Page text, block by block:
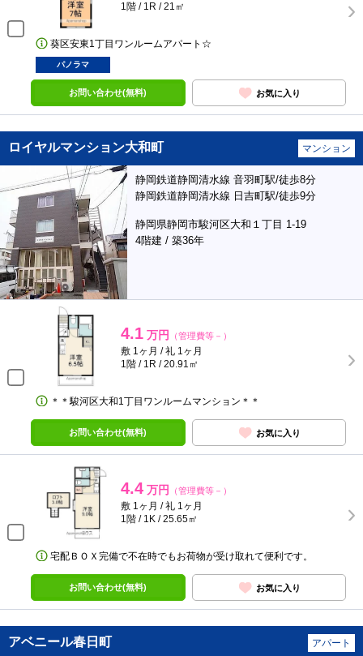
1階 / 1R / 21㎡
葵区安東1丁目ワンルームアパート☆
パノラマ
お問い合わせ(無料) お気に入り
ロイヤルマンション大和町 マンション
静岡鉄道静岡清水線 音羽町駅/徒歩8分
静岡鉄道静岡清水線 日吉町駅/徒歩9分
静岡県静岡市駿河区大和１丁目 1-19
4階建 / 築36年
4.1 万円 （管理費等－）
敷 1ヶ月 / 礼 1ヶ月
1階 / 1R / 20.91㎡
＊＊駿河区大和1丁目ワンルームマンション＊＊
お問い合わせ(無料) お気に入り
4.4 万円 （管理費等－）
敷 1ヶ月 / 礼 1ヶ月
1階 / 1K / 25.65㎡
宅配ＢＯＸ完備で不在時でもお荷物が受け取れて便利です。
お問い合わせ(無料) お気に入り
アベニール春日町 アパート